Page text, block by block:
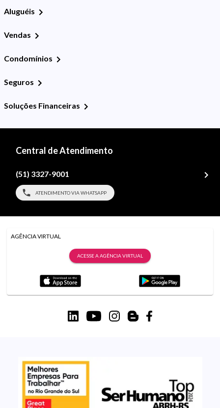
Aluguéis
Vendas
Condomínios
Seguros
Soluções Financeiras
Central de Atendimento
(51) 3327-9001
ATENDIMENTO VIA WHATSAPP
AGÊNCIA VIRTUAL
ACESSE A AGÊNCIA VIRTUAL